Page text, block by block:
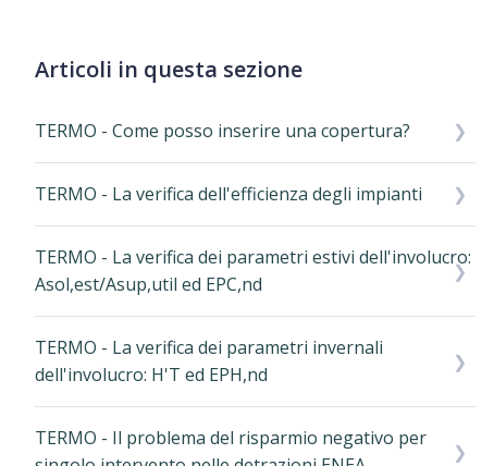
Articoli in questa sezione
TERMO - Come posso inserire una copertura?
TERMO - La verifica dell'efficienza degli impianti
TERMO - La verifica dei parametri estivi dell'involucro:
Asol,est/Asup,util ed EPC,nd
TERMO - La verifica dei parametri invernali
dell'involucro: H'T ed EPH,nd
TERMO - Il problema del risparmio negativo per